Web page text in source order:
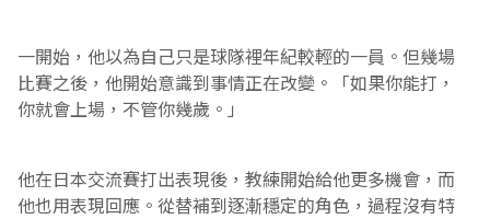
一開始，他以為自己只是球隊裡年紀較輕的一員。但幾場
比賽之後，他開始意識到事情正在改變。「如果你能打，
你就會上場，不管你幾歲。」
他在日本交流賽打出表現後，教練開始給他更多機會，而
他也用表現回應。從替補到逐漸穩定的角色，過程沒有特